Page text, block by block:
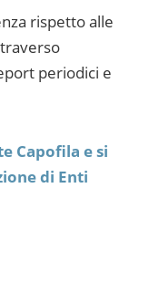
rispetto alle
periodici e
Capofila e si
di Enti